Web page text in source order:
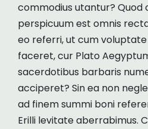
commodius utantur? Quod
perspicuum est omnis
eo referri, ut cum voluptate
faceret, cur Plato
sacerdotibus barbaris
acciperet? Sin ea non
ad finem summi boni
Erilli levitate aberrabimus.